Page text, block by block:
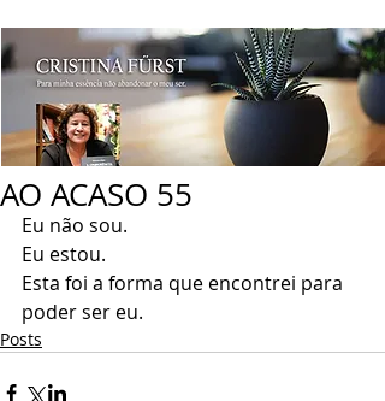
AO ACASO 55
Eu não sou.
Eu estou.
Esta foi a forma que encontrei para
poder ser eu.
Posts